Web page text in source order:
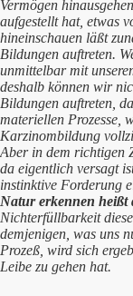
Vermögen
aufgestellt hat, etwas
hineinschauen läßt
Bildungen auftreten.
unmittelbar mit
deshalb können wir
Bildungen auftreten,
materiellen Prozesse,
Karzinombildung
Aber in dem richtigen
da eigentlich versagt
instinktive Forderung
Natur erkennen heißt
Nichterfüllbarkeit
demjenigen, was uns
Prozeß, wird sich
Leibe zu gehen hat.